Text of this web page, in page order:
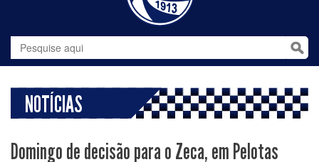
NOTÍCIAS
Domingo de decisão para o Zeca, em Pelotas